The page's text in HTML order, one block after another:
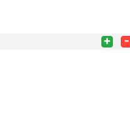
+ -